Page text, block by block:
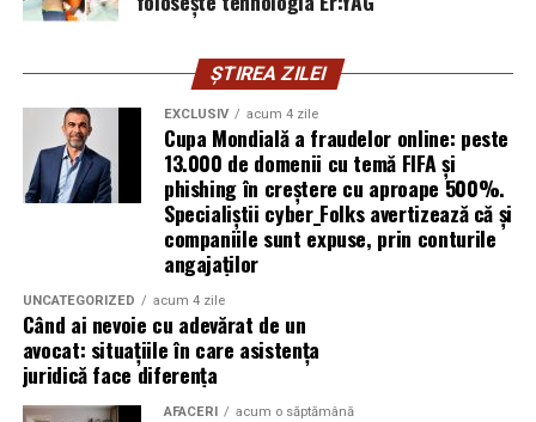
turneului, de la fraude online și furtul datelor până la
operațiuni de dezinformare.
Avertismentele publice s-au concentrat în principal
asupra fanilor și infrastructurii orașelor gazdă, însă
specialiștii atrag atenția că firmele pot fi afectate
inclusiv atunci când nu au nicio legătură directă cu
industria sportului, turismului sau vânzarea de bilete.
Atacurile sunt mai eficiente în contextul
evenimentelor globale
Campaniile de phishing asociate evenimentelor
ȘTIREA ZILEI
EXCLUSIV acum 4 zile
Cupa Mondială a fraudelor online: peste
13.000 de domenii cu temă FIFA și
phishing în creștere cu aproape 500%.
Specialiștii cyber_Folks avertizează că și
companiile sunt expuse, prin conturile
angajaților
UNCATEGORIZED acum 4 zile
Când ai nevoie cu adevărat de un
avocat: situațiile în care asistența
juridică face diferența
AFACERI acum o săptămână